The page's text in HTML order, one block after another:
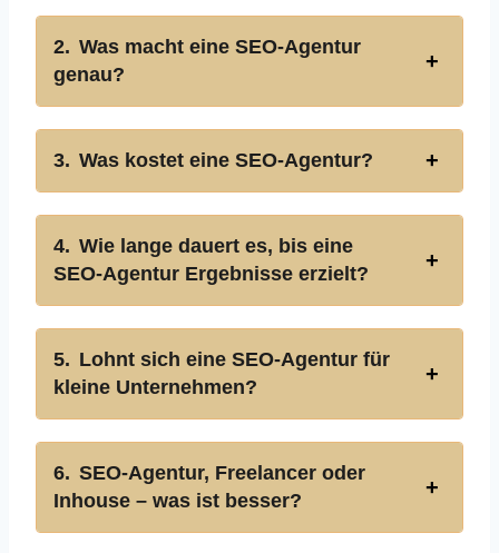
Was macht eine SEO-Agentur
genau?
Was kostet eine SEO-Agentur?
Wie lange dauert es, bis eine
SEO-Agentur Ergebnisse erzielt?
Lohnt sich eine SEO-Agentur für
kleine Unternehmen?
SEO-Agentur, Freelancer oder
Inhouse – was ist besser?